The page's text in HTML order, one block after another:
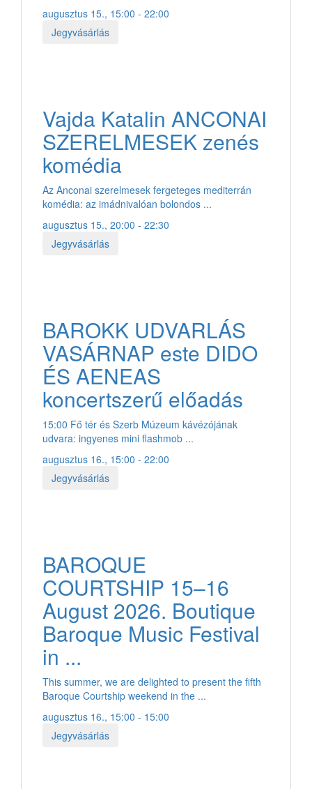
augusztus 15., 15:00 - 22:00
Jegyvásárlás
Vajda Katalin ANCONAI
SZERELMESEK zenés
komédia
Az Anconai szerelmesek fergeteges mediterrán
komédia: az imádnivalóan bolondos ...
augusztus 15., 20:00 - 22:30
Jegyvásárlás
BAROKK UDVARLÁS
VASÁRNAP este DIDO
ÉS AENEAS
koncertszerű előadás
15:00 Fő tér és Szerb Múzeum kávézójának
udvara: ingyenes mini flashmob ...
augusztus 16., 15:00 - 22:00
Jegyvásárlás
BAROQUE
COURTSHIP 15–16
August 2026. Boutique
Baroque Music Festival
in ...
This summer, we are delighted to present the fifth
Baroque Courtship weekend in the ...
augusztus 16., 15:00 - 15:00
Jegyvásárlás